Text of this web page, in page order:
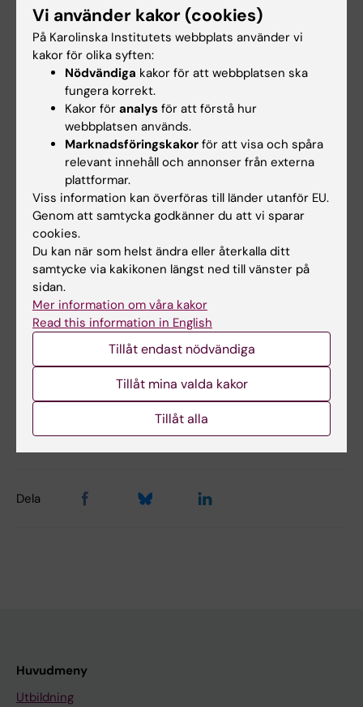
E-post:
lars.lund@ki.se
Organisatorisk tillhörighet:
Institutionen för medicin, Solna
Azad Hakam
Avdelningsadministratör
Telefon:
+46852481582
E-post:
azad.hakam@ki.se
Hade du nytta av informationen på denna sida?
Yes
Innehållsgranskare:
Sidan uppdaterad:2026-05-08
Dela
Huvudmeny
Utbildning
Vi använder kakor (cookies)
På Karolinska Institutets webbplats använder vi
kakor för olika syften:
Nödvändiga kakor för att webbplatsen ska
fungera korrekt.
Kakor för analys för att förstå hur
webbplatsen används.
Marknadsföringskakor för att visa och spåra
relevant innehåll och annonser från externa
plattformar.
Viss information kan överföras till länder utanför EU.
Genom att samtycka godkänner du att vi sparar
cookies.
Du kan när som helst ändra eller återkalla ditt
samtycke via kakikonen längst ned till vänster på
sidan.
Mer information om våra kakor
Read this information in English
Tillåt endast nödvändiga
Tillåt mina valda kakor
Tillåt alla